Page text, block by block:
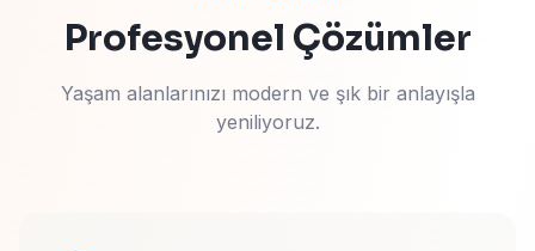
Profesyonel Çözümler
Yaşam alanlarınızı modern ve şık bir anlayışla
yeniliyoruz.